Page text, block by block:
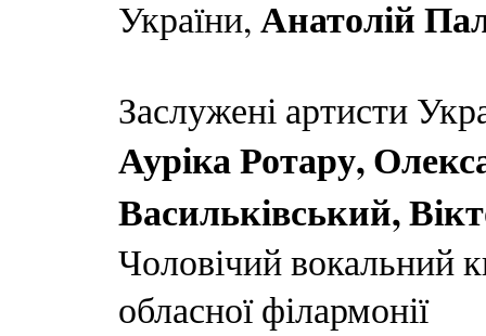
України, Анатолій
Заслужені артисти
Ауріка Ротару,
Васильківський,
Чоловічий вокальний
обласної філармонії